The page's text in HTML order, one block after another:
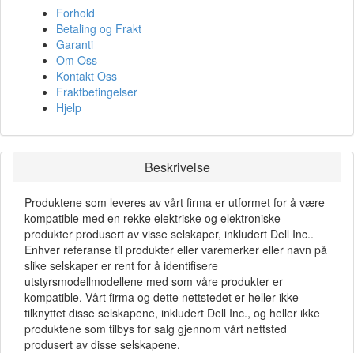
Forhold
Betaling og Frakt
Garanti
Om Oss
Kontakt Oss
Fraktbetingelser
Hjelp
Beskrivelse
Produktene som leveres av vårt firma er utformet for å være
kompatible med en rekke elektriske og elektroniske
produkter produsert av visse selskaper, inkludert Dell Inc..
Enhver referanse til produkter eller varemerker eller navn på
slike selskaper er rent for å identifisere
utstyrsmodellmodellene med som våre produkter er
kompatible. Vårt firma og dette nettstedet er heller ikke
tilknyttet disse selskapene, inkludert Dell Inc., og heller ikke
produktene som tilbys for salg gjennom vårt nettsted
produsert av disse selskapene.